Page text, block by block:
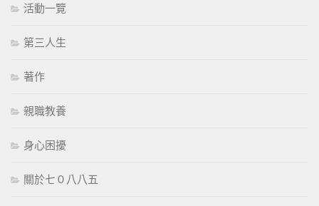
活動一覽
第三人生
著作
親職教養
身心困擾
關於七０八八五